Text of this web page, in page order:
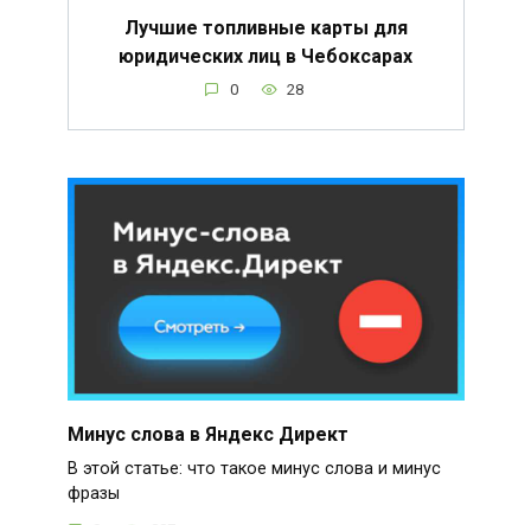
Лучшие топливные карты для
юридических лиц в Чебоксарах
0 28
Минус слова в Яндекс Директ
В этой статье: что такое минус слова и минус
фразы